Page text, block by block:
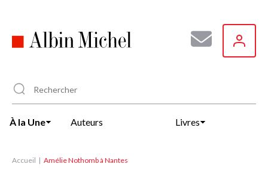
principal
À la Une Auteurs Livres
Accueil Amélie Nothomb à Nantes